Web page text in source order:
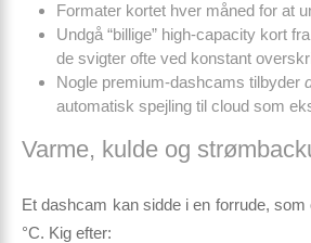
Formater kortet hver måned for at
Undgå “billige” high-capacity kort
de svigter ofte ved konstant
Nogle premium-dashcams tilbyder
automatisk spejling til cloud som
Varme, kulde og
Et dashcam kan sidde i en forrude,
°C. Kig efter: